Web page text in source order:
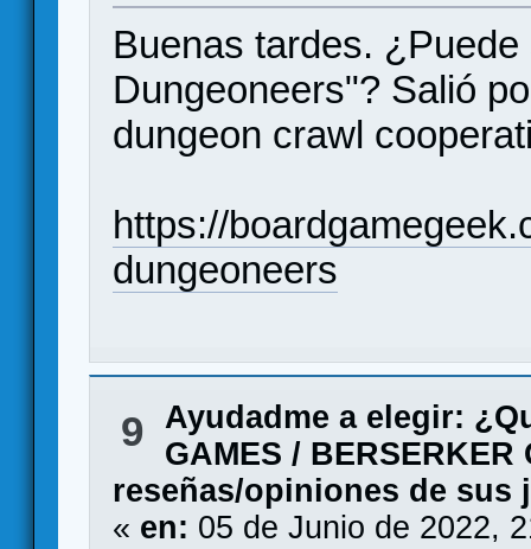
Buenas tardes.
Dungeoneers"? Salió
dungeon crawl
https://
dungeoneers
9 Ayudadme a elegir:
GAMES / BERSERKER
reseñas/opiniones de sus
« en: 05 de Junio de 2022,